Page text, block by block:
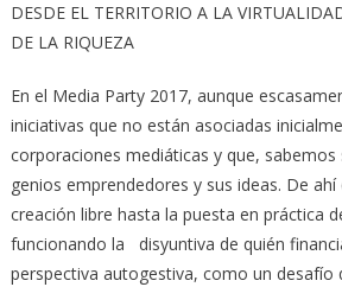
DESDE EL TERRITORIO A LA
DE LA RIQUEZA
En el Media Party 2017, aunque
iniciativas que no están asociadas
corporaciones mediáticas y que, sabemos
genios emprendedores y sus ideas. De
creación libre hasta la puesta en práctica
funcionando la disyuntiva de quién
perspectiva autogestiva, como un desafío